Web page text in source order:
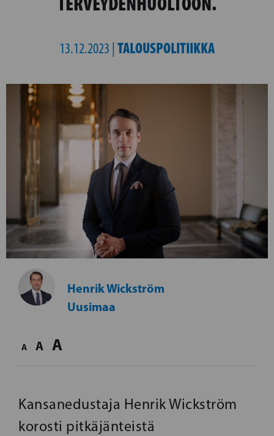
13.12.2023 | TALOUSPOLITIIKKA
Henrik Wickström
Uusimaa
A A A
Kansanedustaja Henrik Wickström
korosti pitkäjänteistä